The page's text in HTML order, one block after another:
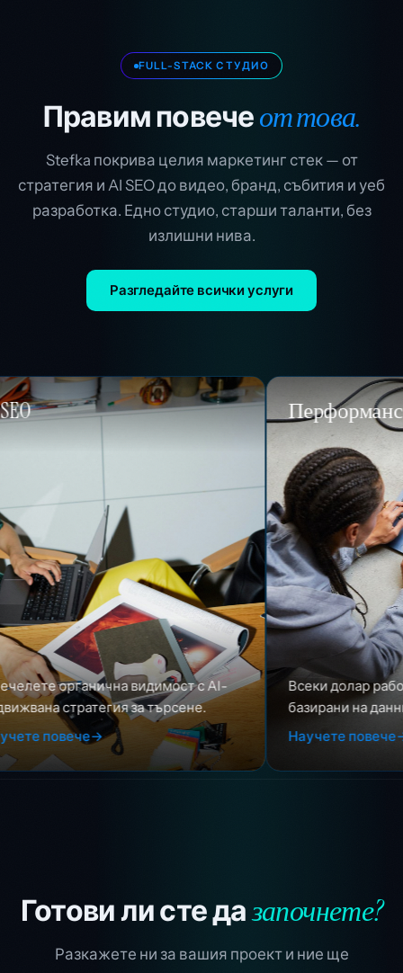
FULL-STACK СТУДИО
Правим повечеот това.
Stefka покрива целия маркетинг стек — от
стратегия и AI SEO до видео, бранд, събития и уеб
разработка. Едно студио, старши таланти, без
излишни нива.
Разгледайте всички услуги
видимост с AI-
за търсене.
Перформанс маркетинг
Всеки долар работи по-усилено с
базирани на данни платени медии.
Научете повече
→
Готови ли сте дазапочнете?
Разкажете ни за вашия проект и ние ще